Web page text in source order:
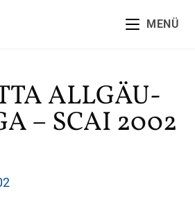
MENÜ
ALLGÄU-
– SCAI 2002